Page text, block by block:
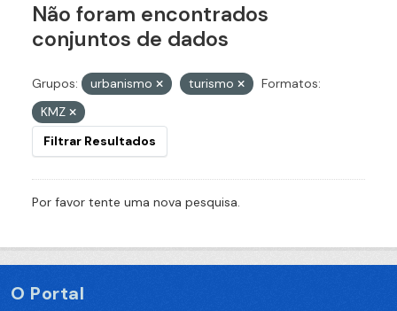
Não foram encontrados
conjuntos de dados
Grupos: urbanismo turismo
Formatos:
KMZ
Filtrar Resultados
Por favor tente uma nova pesquisa.
O Portal